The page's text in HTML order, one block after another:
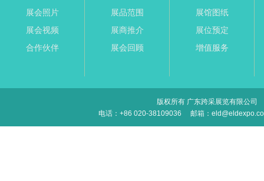
展会照片
展会视频
合作伙伴
展品范围
展商推介
展会回顾
展馆图纸
展位预定
增值服务
版权所有 广东跨采展览有限公司
电话：+86 020-38109036
邮箱：